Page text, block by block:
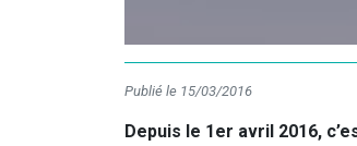
Publié le 15/03/2016
Depuis le 1er avril 2016,